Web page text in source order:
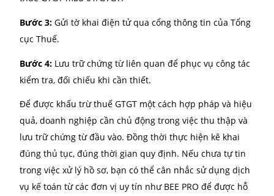
Hóa đơn GTGT hợp pháp:là hóa đơn điện tử
hóa đơn giấy do bên bán cung cấp, có đầy đủ
tin theo quy định.
Chứng từ thanh toán không dùng tiền mặt:
dụng cho hàng hóa, dịch vụ có giá trị từ 20 triệu
đồng trở lên (trừ các trường hợp được thanh
bằng tiền mặt theo quy định). Gồm có ủy nhiệm
sao kê ngân hàng, giấy báo nợ,…
Tờ khai thuế GTGT hàng tháng/ quý:Doanh